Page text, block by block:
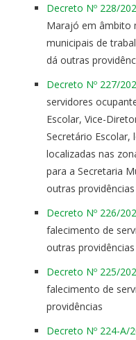
Decreto Nº 228/
Marajó em âmbito
municipais de
dá outras
Decreto Nº 227/
servidores
Escolar, Vice-
Secretário Escolar,
localizadas nas
para a Secretaria
outras providências
Decreto Nº 226/
falecimento de
outras providências
Decreto Nº 225/
falecimento de
providências
Decreto Nº 224-A/